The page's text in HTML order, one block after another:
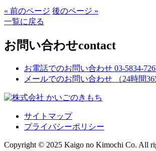
« 前のページ 後のページ »
一覧に戻る
お問い合わせcontact
お電話でのお問い合わせ 03-5834-
メールでのお問い合わせ
（24時間
サイトマップ
プライバシーポリシー
Copyright © 2025 Kaigo no Kimochi Co. All